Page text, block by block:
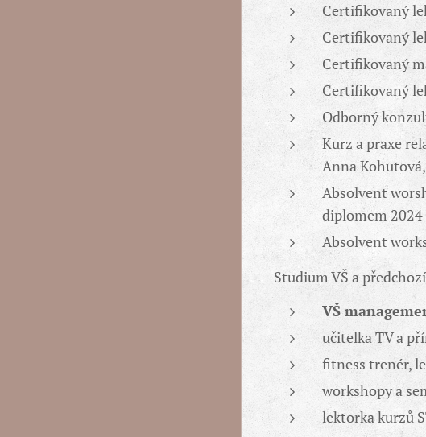
Certifikovaný
Certifikovaný
Certifikovaný
Certifikovaný
Odborný
Kurz a praxe
Anna
Absolvent
diplomem 2024
Absolvent
Studium VŠ a
VŠ
učitelka TV a
fitness trenér,
workshopy a
lektorka kurzů